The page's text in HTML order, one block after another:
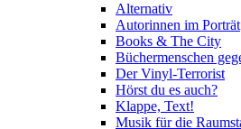
Alternativ
Autorinnen im Porträt
Books & The City
Büchermenschen
Der Vinyl-Terrorist
Hörst du es auch?
Klappe, Text!
Musik für die